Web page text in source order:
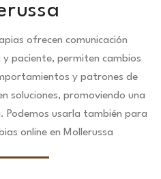
ofrecen comunicación
paciente, permiten cambios
y patrones de
soluciones, promoviendo una
usarla también para
online en Mollerussa